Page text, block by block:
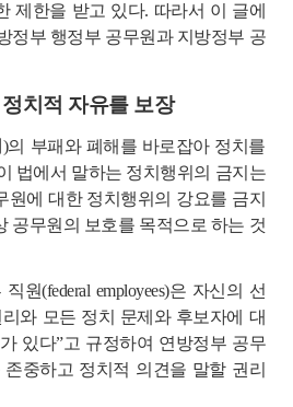
제한을 받고 있다. 따라서 이 글에
정부 행정부 공무원과 지방정부 공
치적 자유를 보장
부패와 폐해를 바로잡아 정치를
법에서 말하는 정치행위의 금지는
원에 대한 정치행위의 강요를 금지
공무원의 보호를 목적으로 하는 것
원(federal employees)은 자신의 선
와 모든 정치 문제와 후보자에 대
있다”고 규정하여 연방정부 공무
중하고 정치적 의견을 말할 권리